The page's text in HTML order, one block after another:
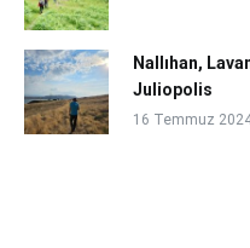
Nallıhan,
Juliopolis
16 Temmuz